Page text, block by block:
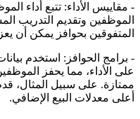
- مقاييس الأداء: تتبع أداء
الموظفين وتقديم التدريب
المتفوقين بحوافز يمكن أن
- برامج الحوافز: استخدم
على الأداء، مما يحفز
ممتازة. على سبيل المثال،
أعلى معدلات البيع الإضافي.